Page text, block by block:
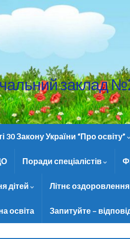
заклад
30 Закону України “Про освіту”
Поради спеціалістів
дітей Літнє оздоровлення
освіта Запитуйте –